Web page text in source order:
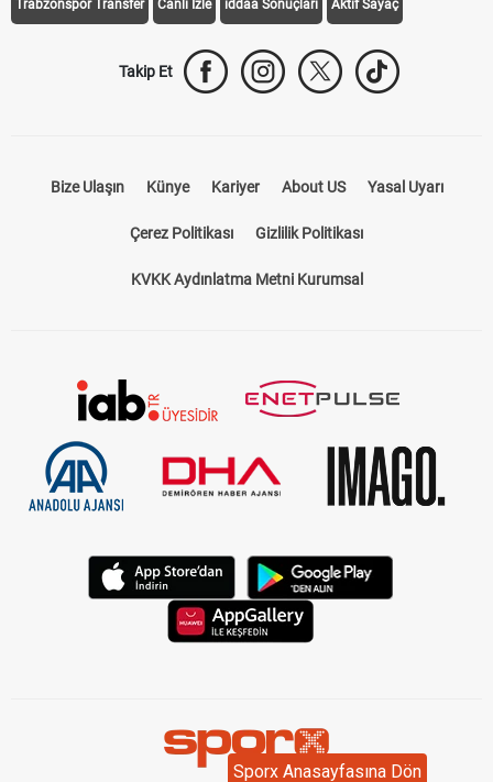
Sporx Anasayfasına Dön
Takip Et
Çerez Politikası Gizlilik Politikası
KVKK Aydınlatma Metni Kurumsal